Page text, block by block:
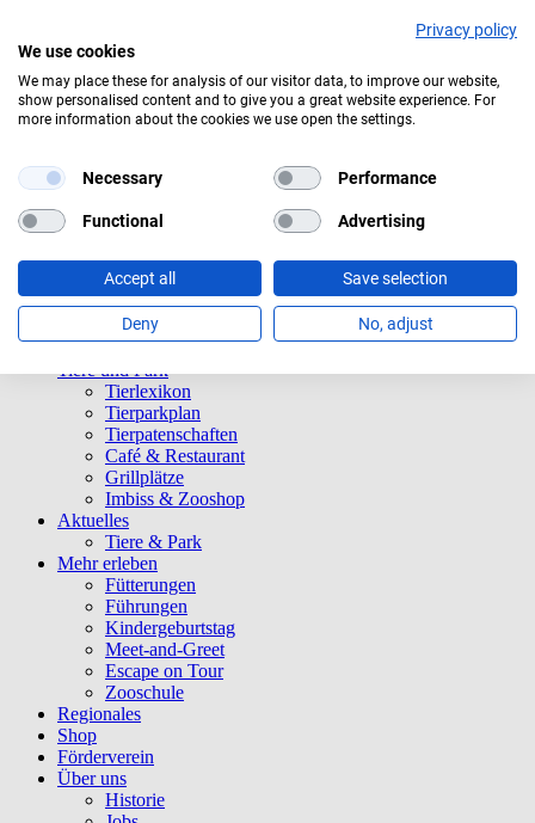
Informationen
Eintrittspreise
Besuch mit Beeinträchtigungen
Veranstaltungen
Tierparkordnung
Spenden
Barrierefreiheit
Tiere und Park
Tierlexikon
Tierparkplan
Tierpatenschaften
Café & Restaurant
Grillplätze
Imbiss & Zooshop
Aktuelles
Tiere & Park
Mehr erleben
Fütterungen
Führungen
Kindergeburtstag
Meet-and-Greet
Escape on Tour
Zooschule
Regionales
Shop
Förderverein
Über uns
Historie
Privacy policy
We use cookies
We may place these for analysis of our visitor data, to improve our website,
show personalised content and to give you a great website experience. For
more information about the cookies we use open the settings.
Necessary Performance
Functional Advertising
Accept all Save selection
Deny No, adjust